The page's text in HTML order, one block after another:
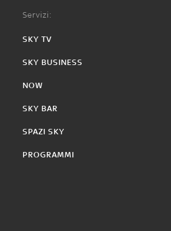
Servizi:
SKY TV
SKY BUSINESS
NOW
SKY BAR
SPAZI SKY
PROGRAMMI